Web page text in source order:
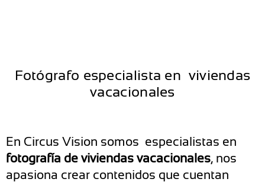
Fotógrafo especialista en viviendas
vacacionales
En Circus Vision somos especialistas en
fotografía de viviendas vacacionales, nos
apasiona crear contenidos que cuentan